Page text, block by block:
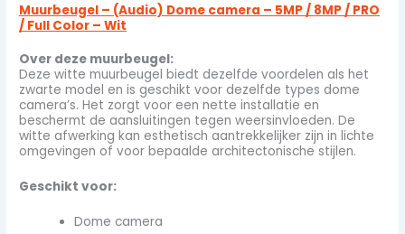
Muurbeugel – (Audio) Dome camera – 5MP / 8MP / PRO
/ Full Color – Wit
Over deze muurbeugel:
Deze witte muurbeugel biedt dezelfde voordelen als het
zwarte model en is geschikt voor dezelfde types dome
camera’s. Het zorgt voor een nette installatie en
beschermt de aansluitingen tegen weersinvloeden. De
witte afwerking kan esthetisch aantrekkelijker zijn in lichte
omgevingen of voor bepaalde architectonische stijlen.
Geschikt voor:
Dome camera